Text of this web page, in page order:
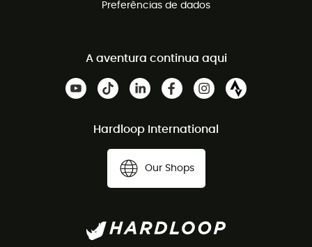
Preferências de dados
A aventura continua aqui
Hardloop International
Our Shops